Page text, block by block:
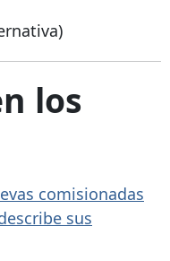
los
comisionadas
sus